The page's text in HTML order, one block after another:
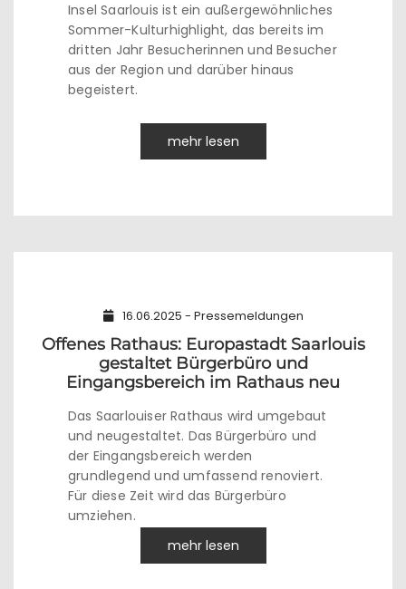
Insel Saarlouis ist ein außergewöhnliches
Sommer-Kulturhighlight, das bereits im
dritten Jahr Besucherinnen und Besucher
aus der Region und darüber hinaus
begeistert.
mehr lesen
16.06.2025 - Pressemeldungen
Offenes Rathaus: Europastadt Saarlouis
gestaltet Bürgerbüro und
Eingangsbereich im Rathaus neu
Das Saarlouiser Rathaus wird umgebaut
und neugestaltet. Das Bürgerbüro und
der Eingangsbereich werden
grundlegend und umfassend renoviert.
Für diese Zeit wird das Bürgerbüro
umziehen.
mehr lesen